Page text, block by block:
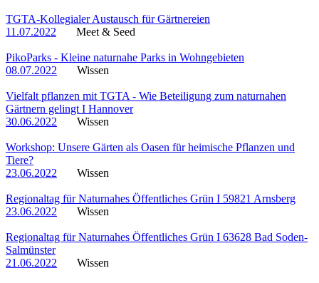
TGTA-Kollegialer Austausch für Gärtnereien
11.07.2022
Meet & Seed
PikoParks - Kleine naturnahe Parks in Wohngebieten
08.07.2022
Wissen
Vielfalt pflanzen mit TGTA - Wie Beteiligung zum naturnahen
Gärtnern gelingt I Hannover
30.06.2022
Wissen
Workshop: Unsere Gärten als Oasen für heimische Pflanzen und
Tiere?
23.06.2022
Wissen
Regionaltag für Naturnahes Öffentliches Grün I 59821 Arnsberg
23.06.2022
Wissen
Regionaltag für Naturnahes Öffentliches Grün I 63628 Bad Soden-
Salmünster
21.06.2022
Wissen